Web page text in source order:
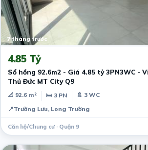
7 tháng trước
4.85 Tỷ
Sổ hồng 92.6m2 - Giá 4.85 tỷ 3PN3WC -
Thủ Đức MT City Q9
📐 92.6 m² 🛏 3 PN
🚿 3 WC
📍Trường Lưu, Long Trường
Căn hộ/Chung cư · Quận 9